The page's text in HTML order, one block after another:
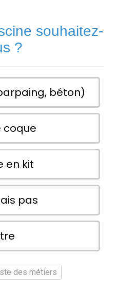
souhaitez-
?
béton)
coque
en kit
pas
des métiers